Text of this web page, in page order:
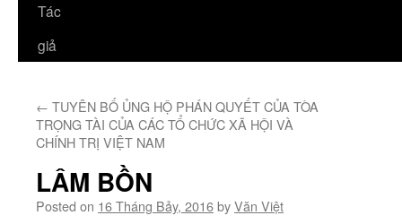
Tác
giả
← TUYÊN BỐ ỦNG HỘ PHÁN QUYẾT CỦA TÒA
TRỌNG TÀI CỦA CÁC TỔ CHỨC XÃ HỘI VÀ
CHÍNH TRỊ VIỆT NAM
LÂM BỒN
Posted on 16 Tháng Bảy, 2016byVăn Việt